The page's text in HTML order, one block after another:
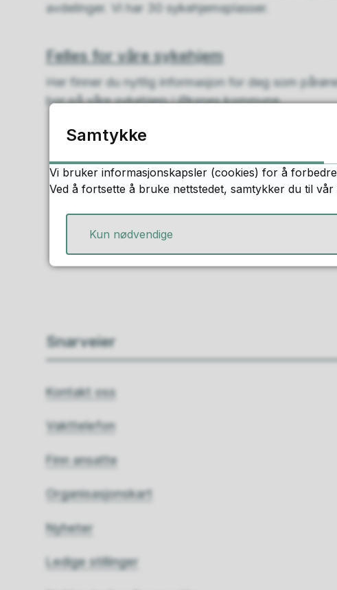
avdelinger. Vi har 30 sykehjemsplasser.
Felles for våre sykehjem
Her finner du nyttig informasjon for deg som
bor på våre sykehjem i Øksnes kommune.
Snarveier
Kontakt oss
Vakttelefon
Finn ansatte
Organisasjonskart
Nyheter
Ledige stillinger
Samtykke
Vi bruker informasjonskapsler (cookies) for å
Ved å fortsette å bruke nettstedet, samtykker du til
Kun nødvendige